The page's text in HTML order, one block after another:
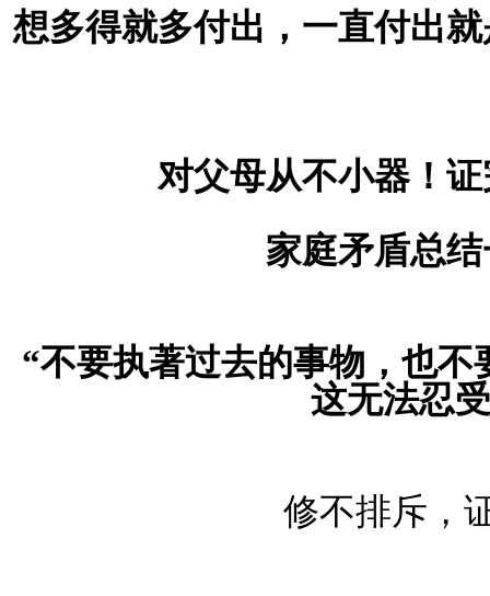
想多得就多付出，一直付出
对父母从不小器！
家庭矛盾总
“不要执著过去的事物，也
这无法忍
修不排斥，